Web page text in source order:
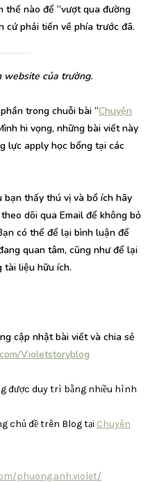
thế nào để “vượt qua đường
cứ phải tiến về phía trước đã.
website của trường.
trong chuỗi bài “Chuyện
hi vọng, những bài viết này
lực apply học bổng tại các
bạn thấy thú vị và bổ ích hãy
dõi qua Email để không bỏ
có thể để lại bình luận để
quan tâm, cũng như để lại
tài liệu hữu ích.
cập nhật bài viết và chia sẻ
Violetstoryblog
được duy trì bằng nhiều hình
chủ đề trên Blog tại Chuyên
phuong.anh.violet/